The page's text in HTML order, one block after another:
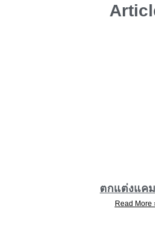
ตกแต่งแค
Read More